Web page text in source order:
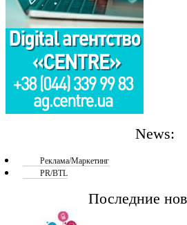
News:
Реклама/Маркетинг
PR/BTL
Последние